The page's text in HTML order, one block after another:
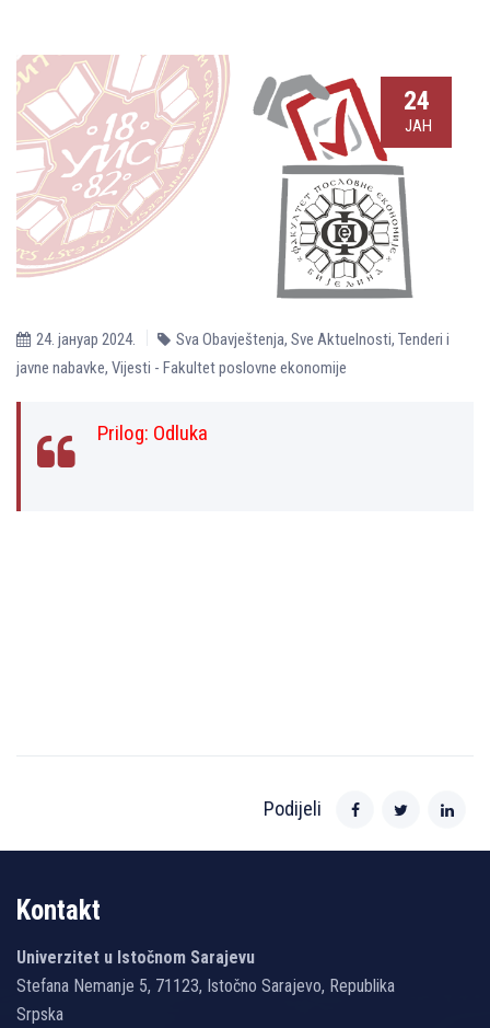
24
ЈАН
24. јануар 2024. Sva Obavještenja, Sve Aktuelnosti, Tenderi i
javne nabavke, Vijesti - Fakultet poslovne ekonomije
Prilog: Оdluka
Podijeli
Kontakt
Univerzitet u Istočnom Sarajevu
Stefana Nemanje 5, 71123, Istočno Sarajevo, Republika
Srpska